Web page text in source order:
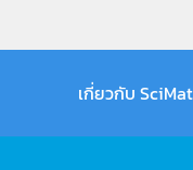
เกี่ยวกับ